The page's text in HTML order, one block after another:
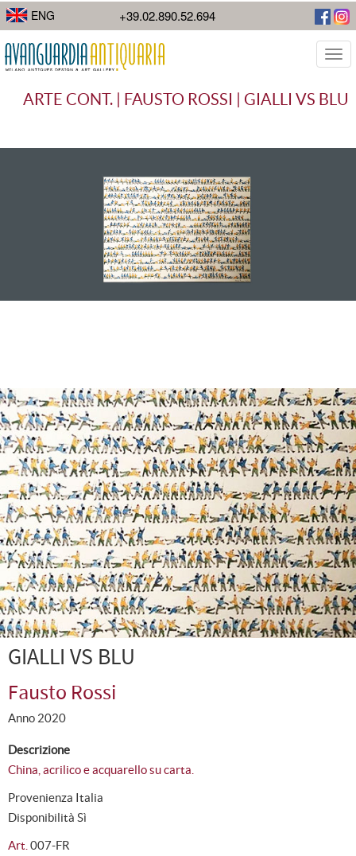
I suoi lavori di street photography mostrano la diversità della città.
ENG +39.02.890.52.694
ARTE CONT. | FAUSTO ROSSI | GIALLI VS BLU
GIALLI VS BLU
Fausto Rossi
Anno 2020
Descrizione
China, acrilico e acquarello su carta.
Provenienza Italia
Disponibilità Sì
Art. 007-FR